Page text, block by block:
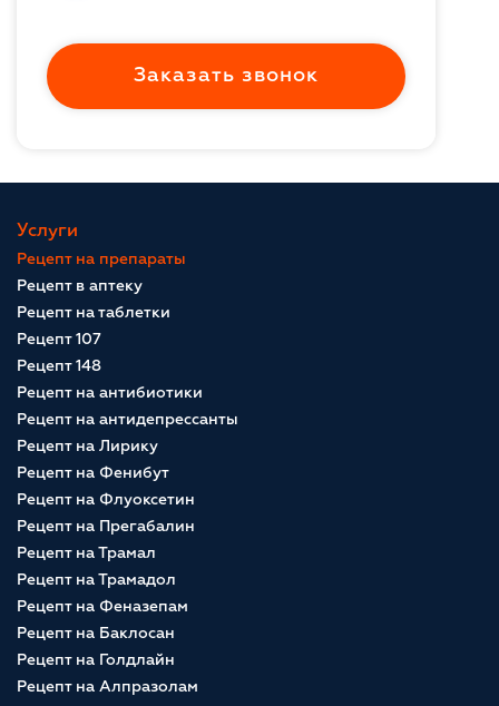
Заказать звонок
Услуги
Рецепт на препараты
Рецепт в аптеку
Рецепт на таблетки
Рецепт 107
Рецепт 148
Рецепт на антибиотики
Рецепт на антидепрессанты
Рецепт на Лирику
Рецепт на Фенибут
Рецепт на Флуоксетин
Рецепт на Прегабалин
Рецепт на Трамал
Рецепт на Трамадол
Рецепт на Феназепам
Рецепт на Баклосан
Рецепт на Голдлайн
Рецепт на Алпразолам